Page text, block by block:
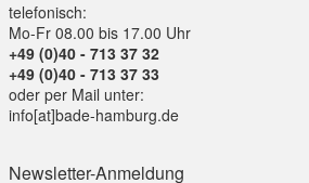
telefonisch:
Mo-Fr 08.00 bis 17.00 Uhr
+49 (0)40 - 713 37 32
+49 (0)40 - 713 37 33
oder per Mail unter:
info[at]bade-hamburg.de
Newsletter-Anmeldung